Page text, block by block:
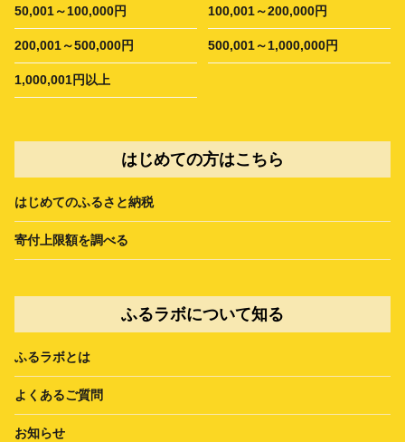
50,001～100,000円 100,001～200,000円
200,001～500,000円 500,001～1,000,000円
1,000,001円以上
はじめての方はこちら
はじめてのふるさと納税
寄付上限額を調べる
ふるラボについて知る
ふるラボとは
よくあるご質問
お知らせ